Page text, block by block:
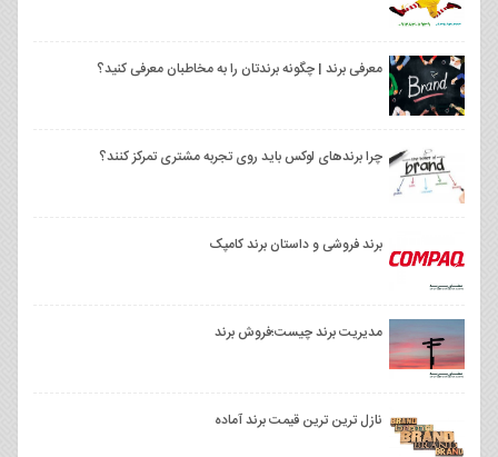
معرفی برند | چگونه برندتان را به مخاطبان معرفی کنید؟
چرا برندهای لوکس باید روی تجربه مشتری تمرکز کنند؟
برند فروشی و داستان برند کامپک
مدیریت برند چیست؛فروش برند
نازل ترین ترین قیمت برند آماده